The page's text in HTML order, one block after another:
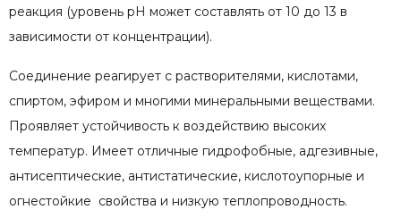
реакция (уровень pH может составлять от 10 до 13 в
зависимости от концентрации).
Соединение реагирует с растворителями, кислотами,
спиртом, эфиром и многими минеральными веществами.
Проявляет устойчивость к воздействию высоких
температур. Имеет отличные гидрофобные, адгезивные,
антисептические, антистатические, кислотоупорные и
огнестойкие свойства и низкую теплопроводность.